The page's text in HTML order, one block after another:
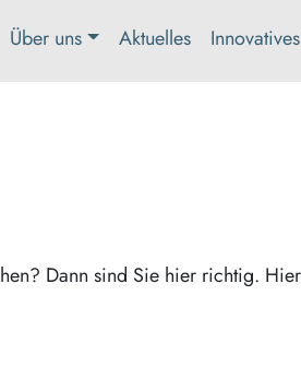
Über uns Aktuelles Innovatives
Dann sind Sie hier richtig. Hier